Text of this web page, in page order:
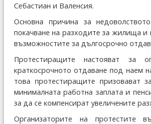
Себастиан и Валенсия.
Основна причина за
покачване на разходите за жилища и
възможностите за дългосрочно
Протестиращите настояват за
краткосрочното отдаване под наем
това протестиращите призовават
минималната работна заплата и
за да се компенсират увеличените
Организаторите на протестите